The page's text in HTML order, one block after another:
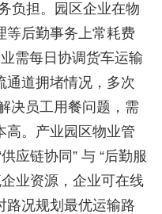
负担。园区企业在物
等后勤事务上常耗费
需每日协调货车运输
通道拥堵情况，多次
决员工用餐问题，需
高。产业园区物业管
应链协同” 与 “后勤服
业资源，企业可在线
路况规划最优运输路